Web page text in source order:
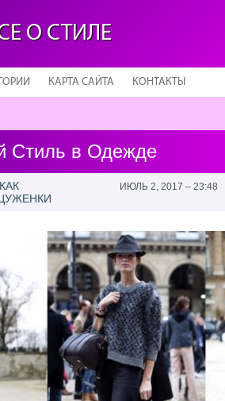
О СТИЛЕ
КАРТА САЙТА КОНТАКТЫ
Стиль в Одежде
ИЮЛЬ 2, 2017 – 23:48